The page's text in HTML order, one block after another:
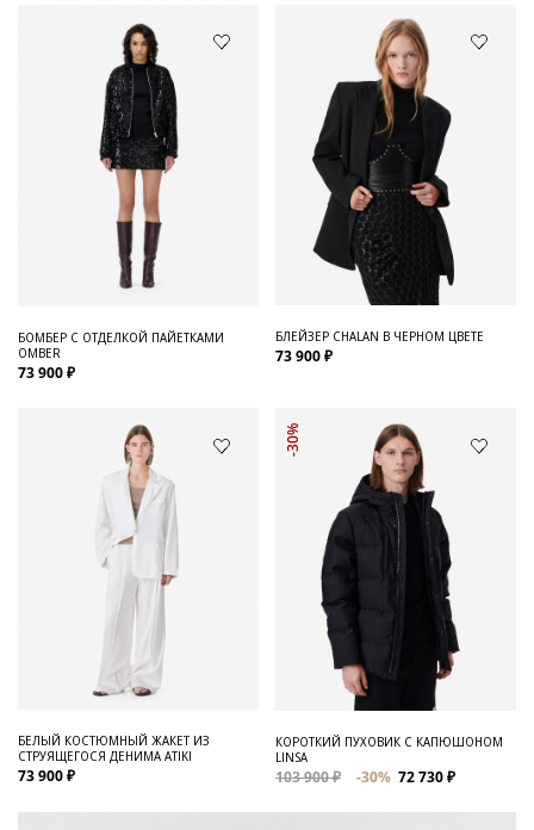
БОМБЕР С ОТДЕЛКОЙ ПАЙЕТКАМИ
OMBER
73 900 ₽
БЛЕЙЗЕР CHALAN В ЧЕРНОМ ЦВЕТЕ
73 900 ₽
БЕЛЫЙ КОСТЮМНЫЙ ЖАКЕТ ИЗ
СТРУЯЩЕГОСЯ ДЕНИМА ATIKI
73 900 ₽
-30%
КОРОТКИЙ ПУХОВИК С КАПЮШОНОМ
LINSA
103 900 ₽ -30% 72 730 ₽